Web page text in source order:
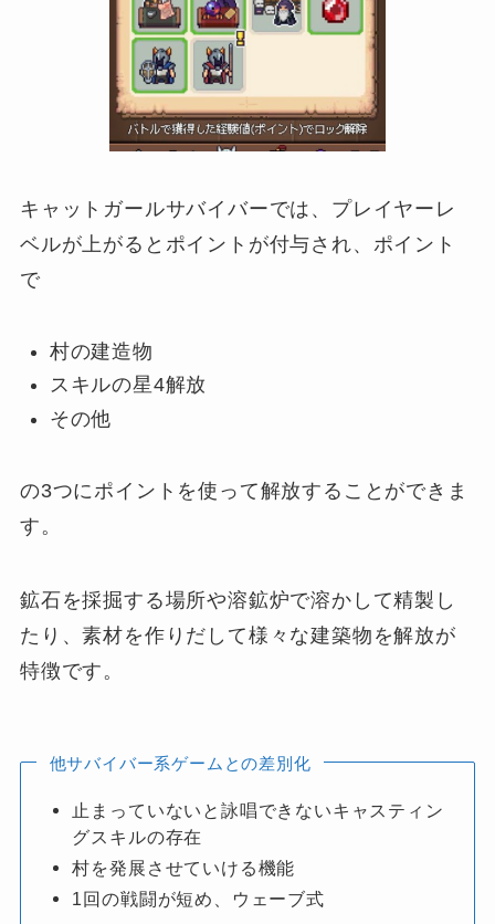
キャットガールサバイバーでは、プレイヤーレ
ベルが上がるとポイントが付与され、ポイント
で
村の建造物
スキルの星4解放
その他
の3つにポイントを使って解放することができま
す。
鉱石を採掘する場所や溶鉱炉で溶かして精製し
たり、素材を作りだして様々な建築物を解放が
特徴です。
他サバイバー系ゲームとの差別化
止まっていないと詠唱できないキャスティン
グスキルの存在
村を発展させていける機能
1回の戦闘が短め、ウェーブ式